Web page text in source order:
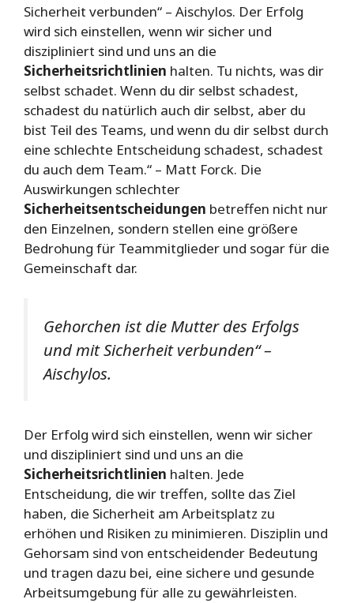
Sicherheit verbunden“ – Aischylos. Der Erfolg
wird sich einstellen, wenn wir sicher und
diszipliniert sind und uns an die
Sicherheitsrichtlinien halten. Tu nichts, was dir
selbst schadet. Wenn du dir selbst schadest,
schadest du natürlich auch dir selbst, aber du
bist Teil des Teams, und wenn du dir selbst durch
eine schlechte Entscheidung schadest, schadest
du auch dem Team.“ – Matt Forck. Die
Auswirkungen schlechter
Sicherheitsentscheidungen betreffen nicht nur
den Einzelnen, sondern stellen eine größere
Bedrohung für Teammitglieder und sogar für die
Gemeinschaft dar.
Gehorchen ist die Mutter des Erfolgs
und mit Sicherheit verbunden“ –
Aischylos.
Der Erfolg wird sich einstellen, wenn wir sicher
und diszipliniert sind und uns an die
Sicherheitsrichtlinien halten. Jede
Entscheidung, die wir treffen, sollte das Ziel
haben, die Sicherheit am Arbeitsplatz zu
erhöhen und Risiken zu minimieren. Disziplin und
Gehorsam sind von entscheidender Bedeutung
und tragen dazu bei, eine sichere und gesunde
Arbeitsumgebung für alle zu gewährleisten.